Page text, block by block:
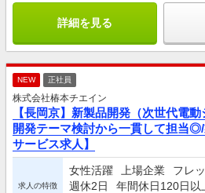
詳細を見る
NEW 正社員
株式会社椿本チエイン
【長岡京】新製品開発（次世代電
開発テーマ検討から一貫して担当
サービス求人】
求人の特徴
女性活躍 上場企業 フレ
週休2日
年間休日120日以